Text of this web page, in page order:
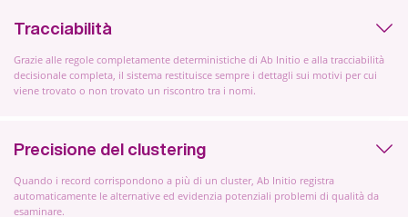
Tracciabilità
Grazie alle regole completamente deterministiche di Ab Initio e alla tracciabilità
decisionale completa, il sistema restituisce sempre i dettagli sui motivi per cui
viene trovato o non trovato un riscontro tra i nomi.
Precisione del clustering
Quando i record corrispondono a più di un cluster, Ab Initio registra
automaticamente le alternative ed evidenzia potenziali problemi di qualità da
esaminare.